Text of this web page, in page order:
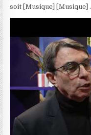
soit [Musique] [Musique] .